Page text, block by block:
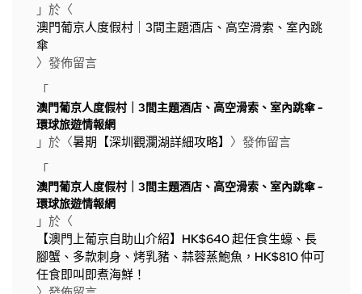
」於〈
澳門葡京人度假村｜3間主題酒店、高空滑索、室內跳
傘
〉發佈留言
「
澳門葡京人度假村｜3間主題酒店、高空滑索、室內跳傘 -
環球旅遊情報網
」於〈暑期【深圳觀瀾湖詳細攻略】 〉發佈留言
「
澳門葡京人度假村｜3間主題酒店、高空滑索、室內跳傘 -
環球旅遊情報網
」於〈
【澳門上葡京自助山介紹】HK$640 起任食生蠔、長
腳蟹、多款刺身、烤乳豬、蒜蓉蒸鮑魚，HK$810 仲可
任食即叫即煮海鮮！